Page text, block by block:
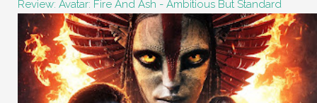
Review: Avatar: Fire And Ash - Ambitious But Standard